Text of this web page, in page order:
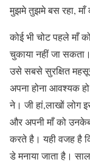
मुझमे तुझमे बस रहा, माँ
कोई भी चोट पहले माँ
चुकाया नहीं जा
उसे सबसे सुरक्षित
अपना होना आवश्यक
ने। जी हां,लाखों लोग
और अपनी माँ को
करते है। यही वजह है
डे मनाया जाता है।